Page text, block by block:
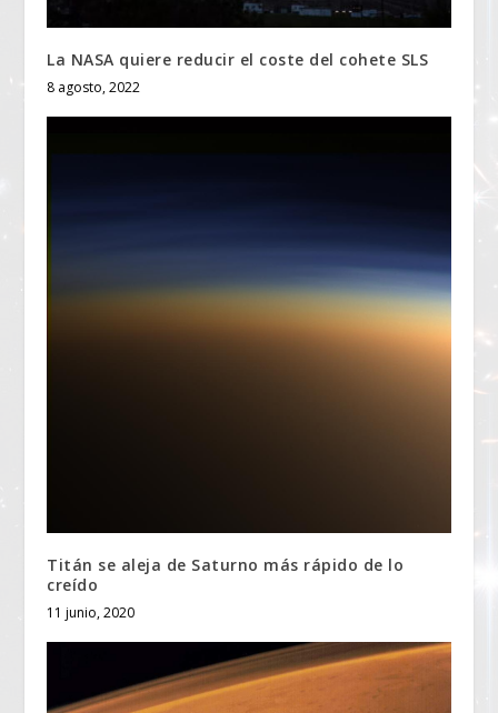
La NASA quiere reducir el coste del cohete SLS
8 agosto, 2022
Titán se aleja de Saturno más rápido de lo
creído
11 junio, 2020